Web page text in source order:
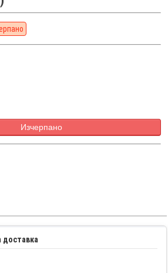
Изчерпано
доставка